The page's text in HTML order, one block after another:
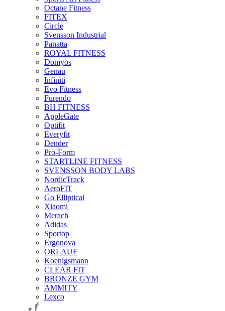
Octane Fitness
FITEX
Circle
Svensson Industrial
Panatta
ROYAL FITNESS
Domyos
Genau
Infiniti
Evo Fitness
Furendo
BH FITNESS
AppleGate
Optifit
Everyfit
Dender
Pro-Form
STARTLINE FITNESS
SVENSSON BODY LABS
NordicTrack
AeroFIT
Go Elliptical
Xiaomi
Merach
Adidas
Sportop
Ergonova
ORLAUF
Koenigsmann
CLEAR FIT
BRONZE GYM
AMMITY
Lexco